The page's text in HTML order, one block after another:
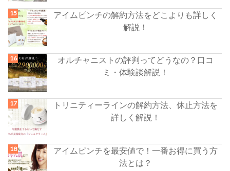
アイムピンチの解約方法をどこよりも詳しく
解説！
オルチャニストの評判ってどうなの？口コ
ミ・体験談解説！
トリニティーラインの解約方法、休止方法を
詳しく解説！
アイムピンチを最安値で！一番お得に買う方
法とは？